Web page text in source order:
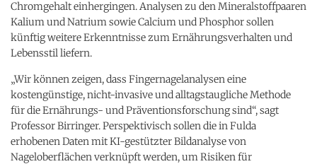
Chromgehalt einhergingen. Analysen zu den Mineralstoffpaaren
Kalium und Natrium sowie Calcium und Phosphor sollen
künftig weitere Erkenntnisse zum Ernährungsverhalten und
Lebensstil liefern.
„Wir können zeigen, dass Fingernagelanalysen eine
kostengünstige, nicht-invasive und alltagstaugliche Methode
für die Ernährungs- und Präventionsforschung sind“, sagt
Professor Birringer. Perspektivisch sollen die in Fulda
erhobenen Daten mit KI-gestützter Bildanalyse von
Nageloberflächen verknüpft werden, um Risiken für